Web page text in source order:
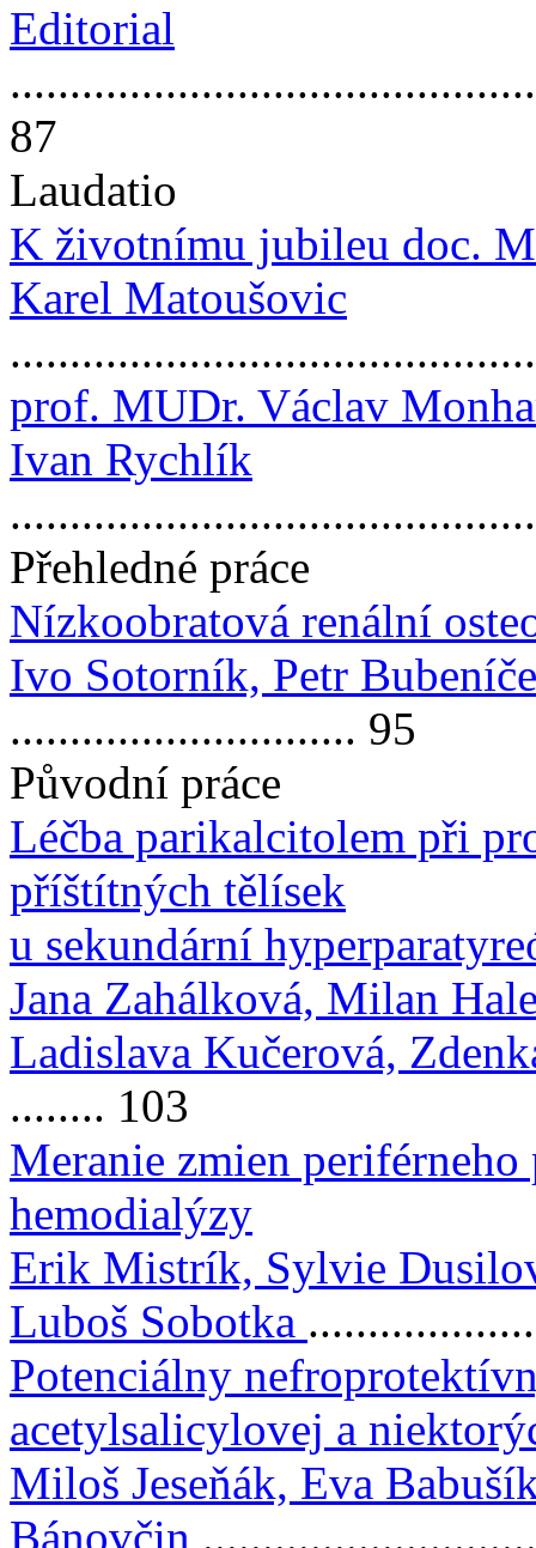
Editorial
87
Laudatio
K životnímu jubileu doc.
Karel Matoušovic
prof. MUDr. Václav
Ivan Rychlík
Přehledné práce
Nízkoobratová renální
Ivo Sotorník, Petr
............................. 95
Původní práce
Léčba parikalcitolem při
příštítných tělísek
u sekundární
Jana Zahálková, Milan
Ladislava Kučerová,
........ 103
Meranie zmien
hemodialýzy
Erik Mistrík, Sylvie
Luboš Sobotka
Potenciálny
acetylsalicylovej a
Miloš Jeseňák, Eva
Bánovčin